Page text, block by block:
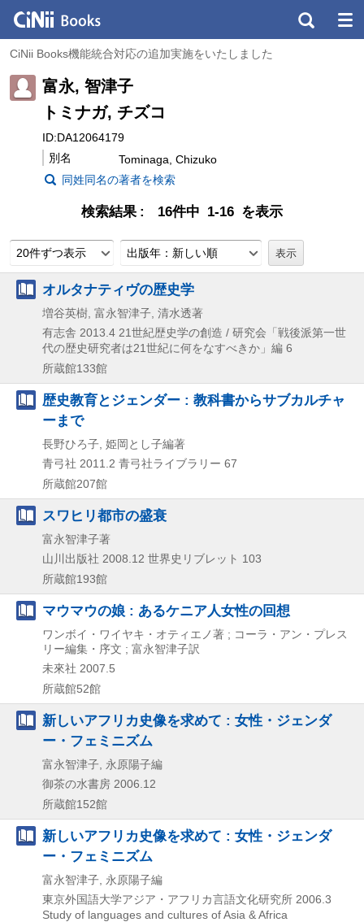
CiNii Books機能統合対応の追加実施をいたしました
富永, 智津子
トミナガ, チズコ
ID:DA12064179
別名
Tominaga, Chizuko
同姓同名の著者を検索
検索結果 16件中 1-16 を表示
20件ずつ表示 出版年：新しい順
オルタナティヴの歴史学
増谷英樹, 富永智津子, 清水透著
有志舎 2013.4 21世紀歴史学の創造 / 研究会「戦後派第一世
代の歴史研究者は21世紀に何をなすべきか」編 6
所蔵館133館
歴史教育とジェンダー : 教科書からサブカルチャ
ーまで
長野ひろ子, 姫岡とし子編著
青弓社 2011.2 青弓社ライブラリー 67
所蔵館207館
スワヒリ都市の盛衰
富永智津子著
山川出版社 2008.12 世界史リブレット 103
所蔵館193館
マウマウの娘 : あるケニア人女性の回想
ワンボイ・ワイヤキ・オティエノ著 ; コーラ・アン・プレス
リー編集・序文 ; 富永智津子訳
未來社 2007.5
所蔵館52館
新しいアフリカ史像を求めて : 女性・ジェンダ
ー・フェミニズム
富永智津子, 永原陽子編
御茶の水書房 2006.12
所蔵館152館
新しいアフリカ史像を求めて : 女性・ジェンダ
ー・フェミニズム
富永智津子, 永原陽子編
東京外国語大学アジア・アフリカ言語文化研究所 2006.3
Study of languages and cultures of Asia & Africa